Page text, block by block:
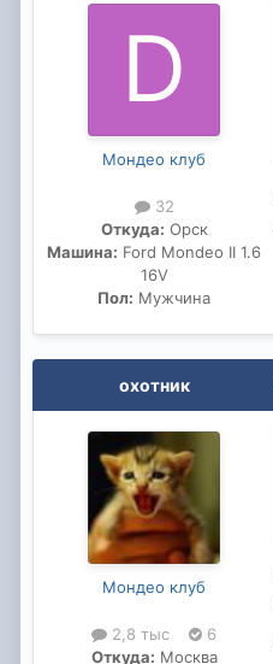
Мондео клуб
32
Откуда: Орск
Машина: Ford Mondeo II 1.6
16V
Пол: Мужчина
охотник
Мондео клуб
2,8 тыс
6
Откуда: Москва